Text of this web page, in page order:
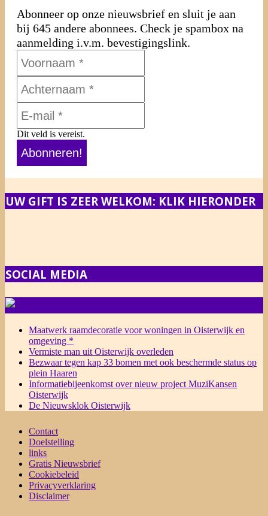
Abonneer op onze nieuwsbrief en sluit je aan
bij 645 andere abonnees. Check je spambox na
aanmelding i.v.m. bevestigingslink.
Dit veld is vereist.
UW GIFT IS ZEER WELKOM: KLIK HIERONDER
SOCIAL MEDIA
Maatwerk raamdecoratie voor woningen in Oisterwijk en
omgeving *
Vermiste man uit Oisterwijk overleden
Bezwaar tegen kap 33 bomen met ook beschermde status op
plein Haaren
Informatiebijeenkomst over nieuw project MuziKansen
Oisterwijk
De Nieuwsklok Oisterwijk
Contact
Doelstelling
links
Gratis Nieuwsbrief
Cookiebeleid
Privacyverklaring
Disclaimer